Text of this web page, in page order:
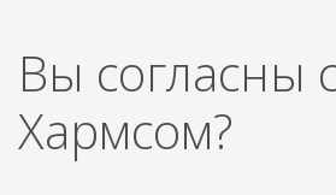
Вы согласны
Хармсом?